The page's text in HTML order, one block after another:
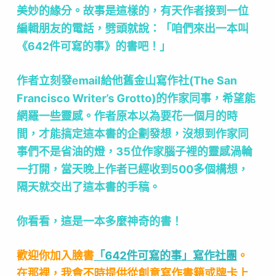
美妙的緣分。故事是這樣的，有天作者接到一位
編輯朋友的電話，劈頭就說：「咱們來出一本叫
《642件可寫的事》的書吧！」
作者立刻發email給他舊金山寫作社(The San
Francisco Writer’s Grotto)的作家同事，希望能
網羅一些靈感。作者原本以為要花一個月的時
間，才能搞定這本書的企劃發想，沒想到作家同
事們不是省油的燈，35位作家腦子裡的靈感渦輪
一打開，當天晚上作者已經收到500多個構想，
隔天就交出了這本書的手稿。
你看看，這是一本多麼神奇的書！
歡迎你加入臉書「642件可寫的事」寫作社團 。
在那裡，我會不時提供從創意寫作書籍或牌卡上